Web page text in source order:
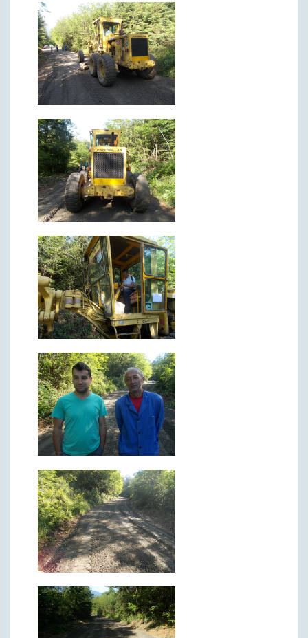
Римски мост
Кањон Трешњице
Мали и Велики град
Мачков камен
Манастир Св. Николај Српски
Манастир Свете Тројице
Црква Светог Преображења
Црква Св. апостола Петра и Павла
Црква брвнара у Доњој Оровици
Дрина
Врхпоље - Етно село
Бобија
КОНТАКТ
Општина Љубовија
Установе од јавног значаја
АКТИ
Матична служба
Борачко-инвалидска заштита
Друштвена брига о деци
Служба за пољопривреду, водопривреду и заштиту животне
средине
Приватно предузетништво
Бирачки списак